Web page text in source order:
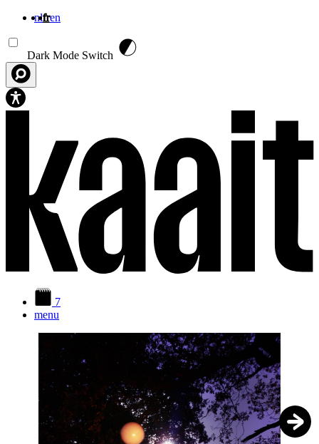
nlfren
Dark Mode Switch
7
menu